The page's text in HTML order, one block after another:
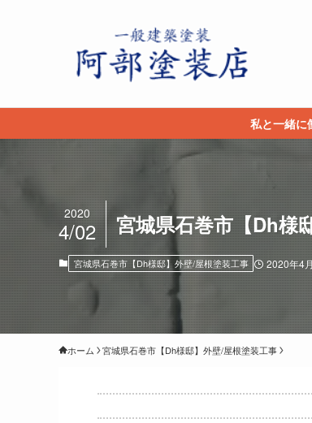
私と一緒に
宮城県石巻市【Dh様
2020
4/02
宮城県石巻市【Dh様邸】外壁/屋根塗装工事 2020年4
ホーム 宮城県石巻市【Dh様邸】外壁/屋根塗装工事